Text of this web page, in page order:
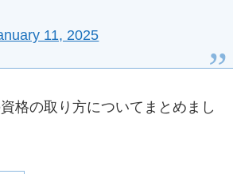
11, 2025
格の取り方についてまとめまし